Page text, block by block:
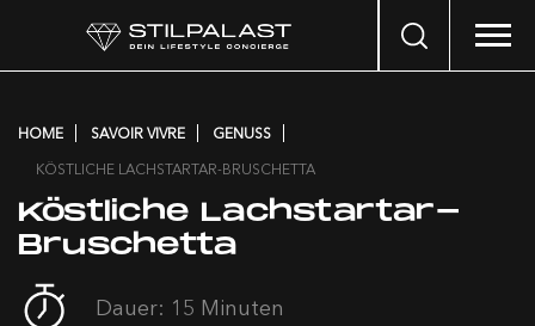
Search
HOME SAVOIR VIVRE
GENUSS
KÖSTLICHE LACHSTARTAR-BRUSCHETTA
Köstliche Lachstartar-
Bruschetta
Dauer: 15 Minuten